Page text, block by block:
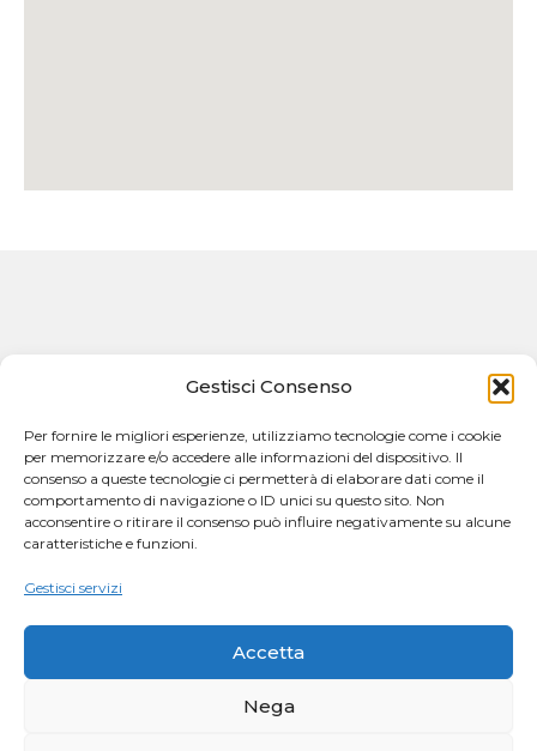
Gestisci Consenso
Per fornire le migliori esperienze, utilizziamo tecnologie come i cookie
per memorizzare e/o accedere alle informazioni del dispositivo. Il
consenso a queste tecnologie ci permetterà di elaborare dati come il
comportamento di navigazione o ID unici su questo sito. Non
acconsentire o ritirare il consenso può influire negativamente su alcune
caratteristiche e funzioni.
Gestisci servizi
Accetta
Nega
Via Giovanni Falcone, 91029 Santa Ninfa TP
RANDAZZO DOMENICO SRL P. IVA 02217170816